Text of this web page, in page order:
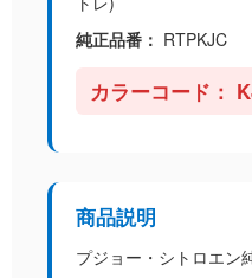
純正品番： RTPKJC
カラーコード：
商品説明
プジョー・シトロエン